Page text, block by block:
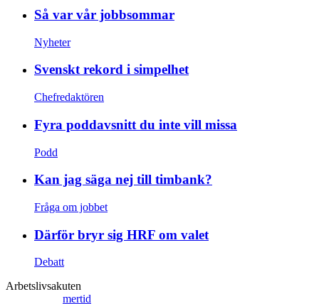
Så var vår jobbsommar
Nyheter
Svenskt rekord i simpelhet
Chefredaktören
Fyra poddavsnitt du inte vill missa
Podd
Kan jag säga nej till timbank?
Fråga om jobbet
Därför bryr sig HRF om valet
Debatt
Arbetslivsakuten
mertid